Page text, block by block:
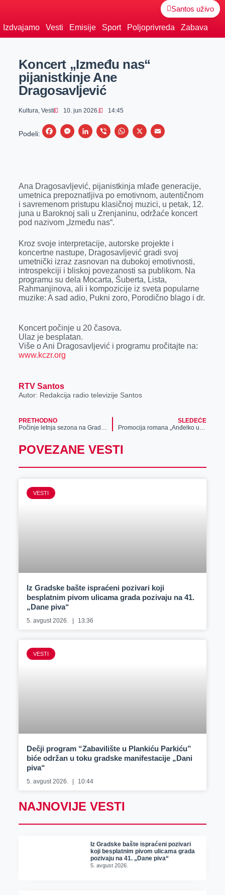
Santos uživo
Izdvajamo Vesti Emisije Sport Poljoprivreda Zabava
Koncert „Između nas“
pijanistkinje Ane
Dragosavljević
Kultura, Vesti 10. jun 2026. 14:45
Podeli:
F
b
o
o
M
e
n
g
r
L
e
d
I
V
r
W
s
A
p
X
E
l
Ana Dragosavljević, pijanistkinja mlađe generacije,
umetnica prepoznatljiva po emotivnom, autentičnom
i savremenom pristupu klasičnoj muzici, u petak, 12.
juna u Baroknoj sali u Zrenjaninu, održaće koncert
pod nazivom „Između nas“.
Kroz svoje interpretacije, autorske projekte i
koncertne nastupe, Dragosavljević gradi svoj
umetnički izraz zasnovan na dubokoj emotivnosti,
introspekciji i bliskoj povezanosti sa publikom. Na
programu su dela Mocarta, Šuberta, Lista,
Rahmanjinova, ali i kompozicije iz sveta popularne
muzike: A sad adio, Pukni zoro, Porodično blago i dr.
Koncert počinje u 20 časova.
Ulaz je besplatan.
Više o Ani Dragosavljević i programu pročitajte na:
www.kczr.org
RTV Santos
Autor: Redakcija radio televizije Santos
PRETHODNO
Počinje letnja sezona na Gradskom bazenu u Zrenjaninu
SLEDEĆE
Promocija romana „Anđelko u tri svetska rata“ Dragana Mirazovića
POVEZANE VESTI
VESTI
Iz Gradske bašte ispraćeni pozivari koji
besplatnim pivom ulicama grada pozivaju na 41.
„Dane piva“
5. avgust 2026. 13:36
VESTI
Dečji program “Zabavilište u Plankiću Parkiću”
biće održan u toku gradske manifestacije „Dani
piva“
5. avgust 2026. 10:44
NAJNOVIJE VESTI
Iz Gradske bašte ispraćeni pozivari
koji besplatnim pivom ulicama grada
pozivaju na 41. „Dane piva“
5. avgust 2026.